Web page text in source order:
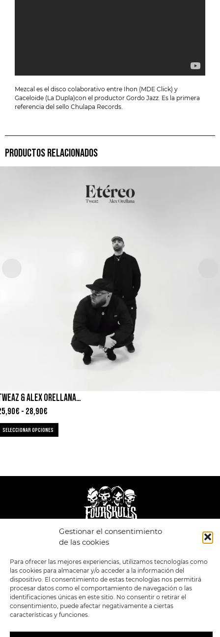
Gestionar el consentimiento
de las cookies
Para ofrecer las mejores experiencias, utilizamos tecnologías como
las cookies para almacenar y/o acceder a la información del
dispositivo. El consentimiento de estas tecnologías nos permitirá
procesar datos como el comportamiento de navegación o las
identificaciones únicas en este sitio. No consentir o retirar el
consentimiento, puede afectar negativamente a ciertas
características y funciones.
Mezcal es el disco colaborativo entre Ihon (MDE Click) y
Gaceloide (La Dupla)con el productor Gordo Jazz. Es la primera
referencia del sello Chulapa Records.
PRODUCTOS RELACIONADOS
TWEAZ & ALEX ORELLANA – ETEREO
€ - 28,90€
SELECCIONAR OPCIONES
POLÍTICA DE
PRIVACIDAD
TÉRMINOS Y
CONDICIONES
GENERALES DE LA
POLÍTICA DE COOKIES
TIENDA
FORMATOS
PREVENTAS
OFERTAS
MERCHANDISING
FOUR SKULLS